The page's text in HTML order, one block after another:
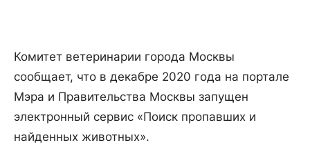
Комитет ветеринарии города Москвы
сообщает, что в декабре 2020 года на портале
Мэра и Правительства Москвы запущен
электронный сервис «Поиск пропавших и
найденных животных».